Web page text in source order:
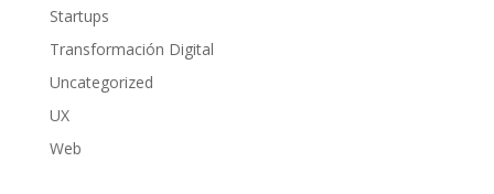
Startups
Transformación Digital
Uncategorized
UX
Web